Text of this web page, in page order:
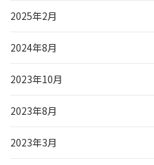
2025年2月
2024年8月
2023年10月
2023年8月
2023年3月